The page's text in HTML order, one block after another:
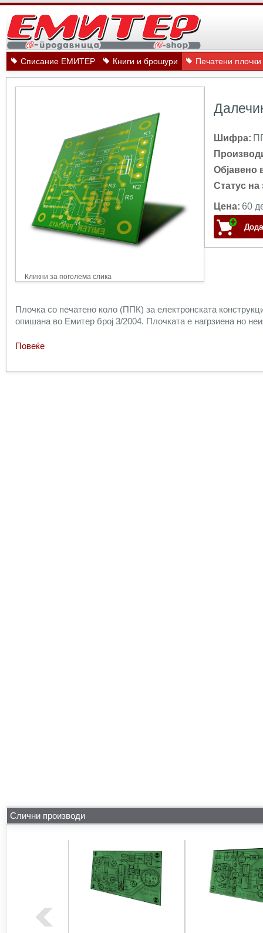
Списание ЕМИТЕР Книги и брошури Печатени
Кликни за поголема слика
Шифра:
Објавено
Статус на
Цена: 60
Плочка со печатено коло (ППК) за електронската
опишана во Емитер број 3/2004. Плочката е нагрзиена но
Повеќе
Слични производи